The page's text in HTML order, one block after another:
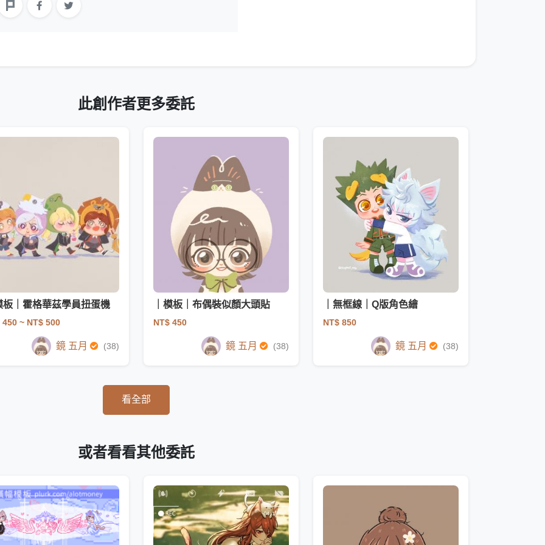
此創作者更多委託
板｜霍格華茲學員扭蛋機
450 ~ NT$ 500
鏡 五月 (38)
｜模板｜布偶裝似顏大頭貼
NT$ 450
鏡 五月 (38)
｜無框線｜Q版角色繪
NT$ 850
鏡 五月 (38)
看全部
或者看看其他委託